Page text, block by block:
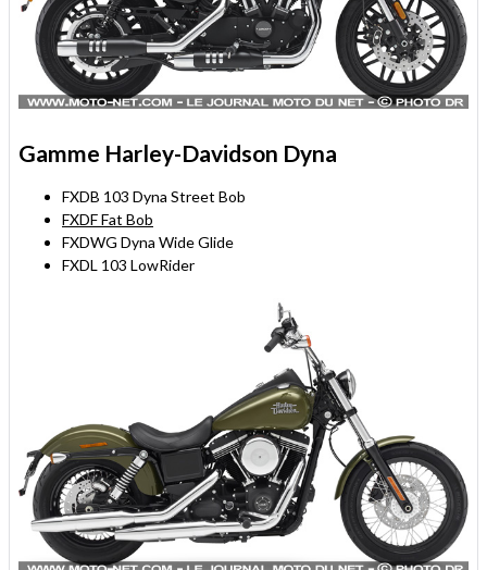
Gamme Harley-Davidson Dyna
FXDB 103 Dyna Street Bob
FXDF Fat Bob
FXDWG Dyna Wide Glide
FXDL 103 LowRider